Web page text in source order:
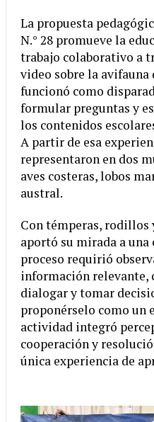
La propuesta
N.° 28 promueve la
trabajo colaborativo a
video sobre la avifauna
funcionó como
formular preguntas y
los contenidos
A partir de esa
representaron en dos
aves costeras, lobos
austral.
Con témperas, rodillos
aportó su mirada a
proceso requirió
información
dialogar y tomar
proponérselo como un
actividad integró
cooperación y
única experiencia de